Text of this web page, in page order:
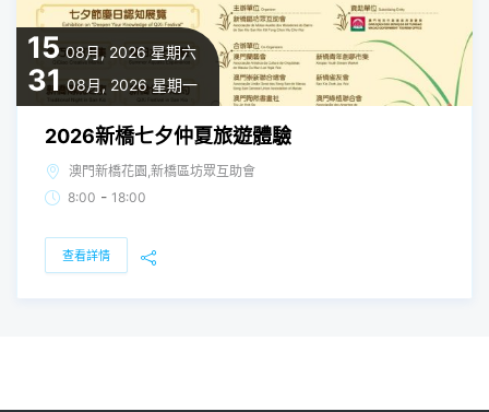
15 08月, 2026 星期六
31 08月, 2026 星期一
2026新橋七夕仲夏旅遊體驗
澳門新橋花園,新橋區坊眾互助會
8:00 - 18:00
查看詳情